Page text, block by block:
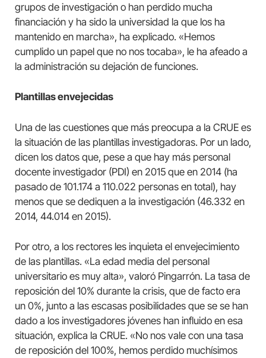
grupos de investigación o han perdido mucha
financiación y ha sido la universidad la que los ha
mantenido en marcha», ha explicado. «Hemos
cumplido un papel que no nos tocaba», le ha afeado a
la administración su dejación de funciones.
Plantillas envejecidas
Una de las cuestiones que más preocupa a la CRUE es
la situación de las plantillas investigadoras. Por un lado,
dicen los datos que, pese a que hay más personal
docente investigador (PDI) en 2015 que en 2014 (ha
pasado de 101.174 a 110.022 personas en total), hay
menos que se dediquen a la investigación (46.332 en
2014, 44.014 en 2015).
Por otro, a los rectores les inquieta el envejecimiento
de las plantillas. «La edad media del personal
universitario es muy alta», valoró Pingarrón. La tasa de
reposición del 10% durante la crisis, que de facto era
un 0%, junto a las escasas posibilidades que se se han
dado a los investigadores jóvenes han influido en esa
situación, explica la CRUE. «No nos vale con una tasa
de reposición del 100%, hemos perdido muchísimos